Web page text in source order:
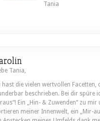
Tania
Tania,
hast die vielen wertvollen Facetten,
beschrieben. Bei dir spüre
Ein „Hin- & Zuwenden“ zu
meiner Innenwelt, ein „Mir-